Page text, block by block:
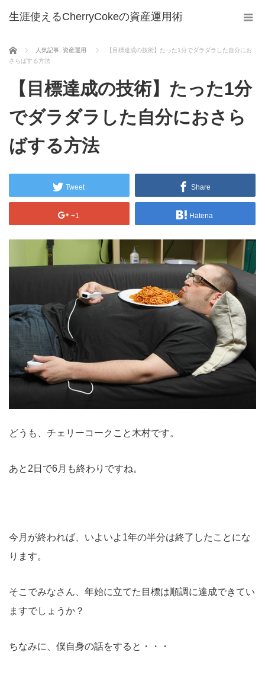
生涯使えるCherryCokeの資産運用術
ホーム 人気記事 資産運用
【目標達成の技術】たった1分でダラダラした自分にお
さらばする方法
【目標達成の技術】たった1分
でダラダラした自分におさら
ばする方法
Tweet Share
+1 Hatena
どうも、チェリーコークこと木村です。
あと2日で6月も終わりですね。
今月が終われば、いよいよ1年の半分は終了したことにな
ります。
そこでみなさん、年始に立てた目標は順調に達成できてい
ますでしょうか？
ちなみに、僕自身の話をすると・・・